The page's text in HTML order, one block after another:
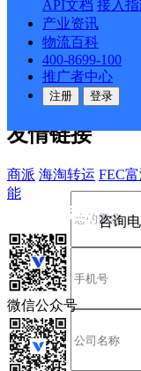
API文档 接入
产业资讯
物流百科
400-8699-100
推广者中心
注册 登录
关于我们
公司介绍 企业动态
合作伙伴 快递鸟
户隐私政策
友情链接
商派 海淘转运 FEC
能
咨询电
微信公众号